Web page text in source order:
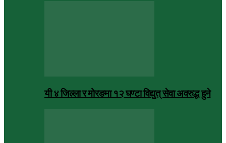
यी ४ जिल्ला र मोरङमा १२ घण्टा विद्युत् सेवा अवरुद्ध हुने